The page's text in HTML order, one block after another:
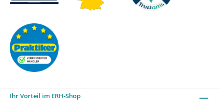
Ihr Vorteil im ERH-Shop